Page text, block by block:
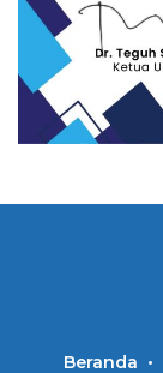
Beranda